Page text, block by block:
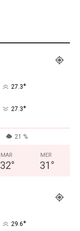
27.3°
27.3°
21 %
MAR
32°
MER
31 °
29.6°